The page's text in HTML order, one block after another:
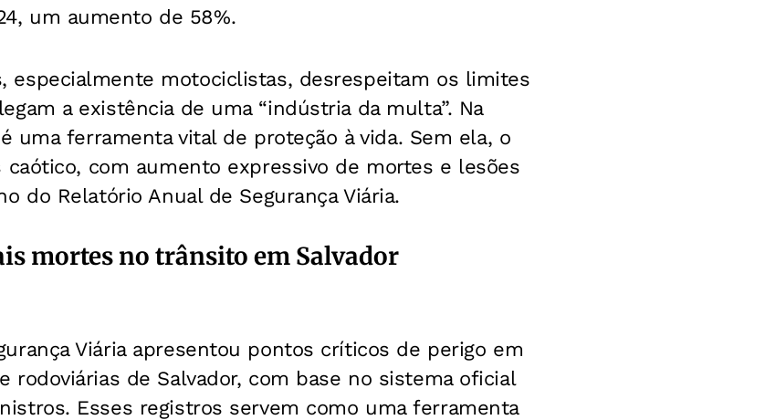
um aumento de 58%.
especialmente motociclistas, desrespeitam os limites
a existência de uma “indústria da multa”. Na
uma ferramenta vital de proteção à vida. Sem ela, o
com aumento expressivo de mortes e lesões
do Relatório Anual de Segurança Viária.
mortes no trânsito em Salvador
Viária apresentou pontos críticos de perigo em
rodoviárias de Salvador, com base no sistema oficial
Esses registros servem como uma ferramenta